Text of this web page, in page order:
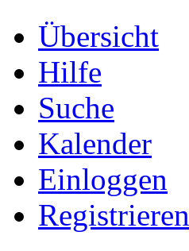
Übersicht
Hilfe
Suche
Kalender
Einloggen
Registrieren